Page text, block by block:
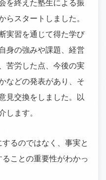
らスタートしました。
実習を通じて得た学び
身の強みや課題、経営
苦労した点、今後の実
などの発表があり、そ
見交換をしました。以
ます。
するのではなく、事実と
ことの重要性がわかっ